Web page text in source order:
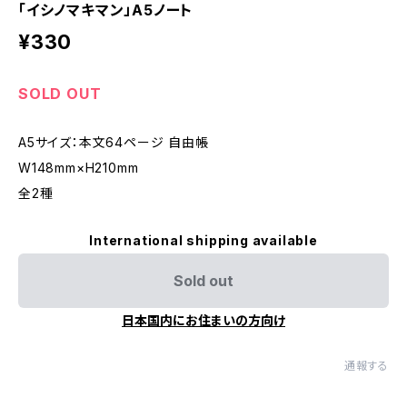
「イシノマキマン」A5ノート
¥330
SOLD OUT
A5サイズ：本文64ページ 自由帳
W148mm×H210mm
全2種
International shipping available
Sold out
日本国内にお住まいの方向け
通報する